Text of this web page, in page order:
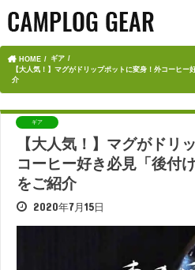
HOME
ギア
【大人気！】マグがドリップポットに変身！外コーヒ
介
ギア
【大人気！】マグがドリ
コーヒー好き必見「後付
をご紹介
2020年7月15日